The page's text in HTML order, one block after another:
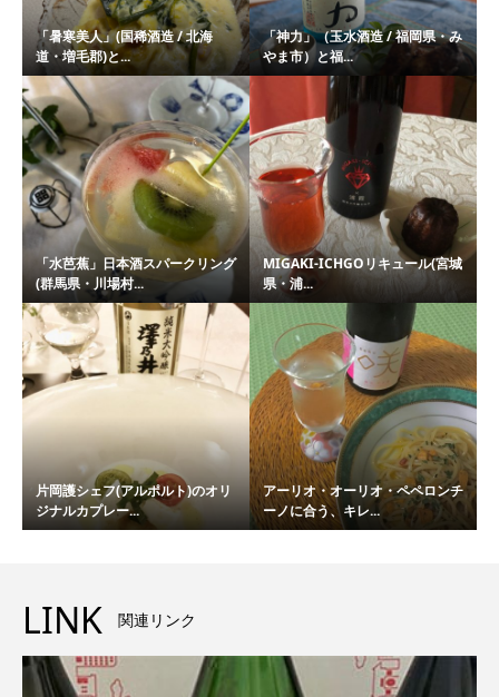
「暑寒美人」(国稀酒造 / 北海
道・増毛郡)と...
「神力」（玉水酒造 / 福岡県・み
やま市）と福...
「水芭蕉」日本酒スパークリング
(群馬県・川場村...
MIGAKI-ICHGOリキュール(宮城
県・浦...
片岡護シェフ(アルポルト)のオリ
ジナルカプレー...
アーリオ・オーリオ・ペペロンチ
ーノに合う、キレ...
LINK 関連リンク